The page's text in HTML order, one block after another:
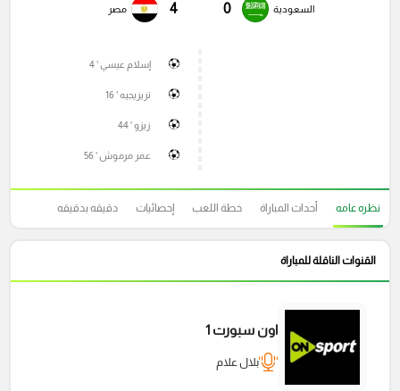
السعودية 0
4 مصر
إسلام عيسي ' 4
تريزيجيه ' 16
زيزو ' 44
عمر مرموش ' 56
نظره عامه أحداث المباراة خطة اللعب إحصائيات دقيقه بدقيقه
القنوات الناقلة للمباراة
اون سبورت 1
بلال علام